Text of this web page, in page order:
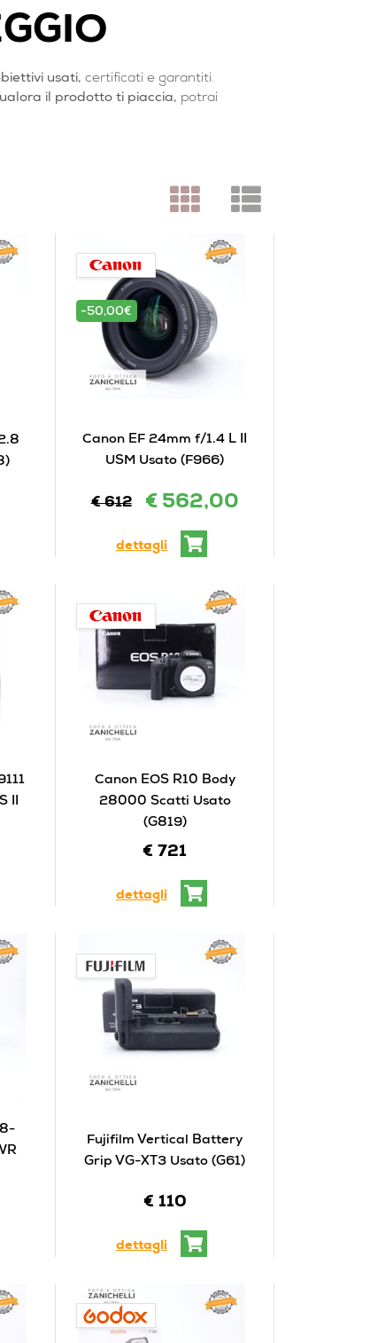
usati, certificati e garantiti.
il prodotto ti piaccia, potrai
-50,00€
Canon EF 24mm f/1.4 L II
USM Usato (F966)
€ 612 € 562,00
dettagli
II
Canon EOS R10 Body
28000 Scatti Usato
(G819)
€ 721
dettagli
Fujifilm Vertical Battery
Grip VG-XT3 Usato (G61)
€ 110
dettagli